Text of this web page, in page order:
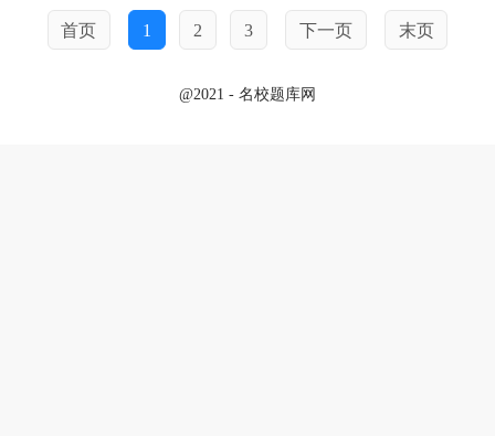
首页 1 2 3 下一页 末页
@2021 - 名校题库网